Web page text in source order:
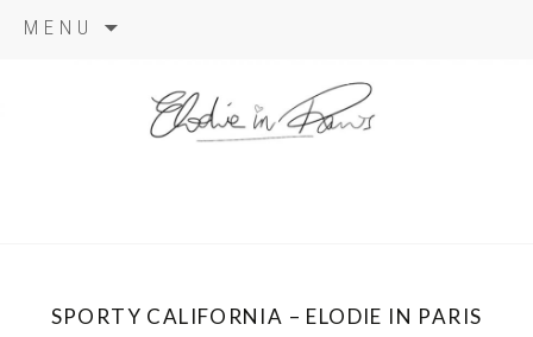
MENU
SPORTY CALIFORNIA – ELODIE IN PARIS